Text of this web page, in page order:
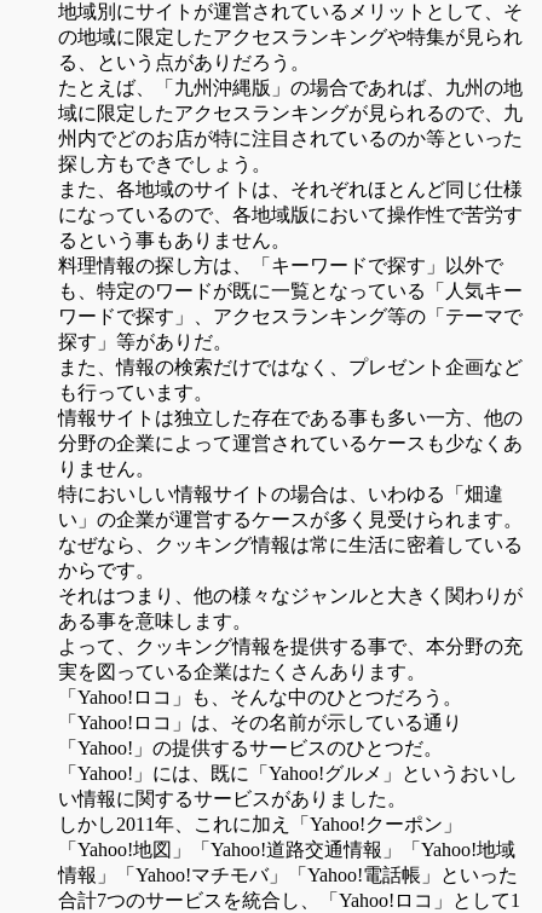
地域別にサイトが運営されているメリットとして、そ
の地域に限定したアクセスランキングや特集が見られ
る、という点がありだろう。
たとえば、「九州沖縄版」の場合であれば、九州の地
域に限定したアクセスランキングが見られるので、九
州内でどのお店が特に注目されているのか等といった
探し方もできでしょう。
また、各地域のサイトは、それぞれほとんど同じ仕様
になっているので、各地域版において操作性で苦労す
るという事もありません。
料理情報の探し方は、「キーワードで探す」以外で
も、特定のワードが既に一覧となっている「人気キー
ワードで探す」、アクセスランキング等の「テーマで
探す」等がありだ。
また、情報の検索だけではなく、プレゼント企画など
も行っています。
情報サイトは独立した存在である事も多い一方、他の
分野の企業によって運営されているケースも少なくあ
りません。
特においしい情報サイトの場合は、いわゆる「畑違
い」の企業が運営するケースが多く見受けられます。
なぜなら、クッキング情報は常に生活に密着している
からです。
それはつまり、他の様々なジャンルと大きく関わりが
ある事を意味します。
よって、クッキング情報を提供する事で、本分野の充
実を図っている企業はたくさんあります。
「Yahoo!ロコ」も、そんな中のひとつだろう。
「Yahoo!ロコ」は、その名前が示している通り
「Yahoo!」の提供するサービスのひとつだ。
「Yahoo!」には、既に「Yahoo!グルメ」というおいし
い情報に関するサービスがありました。
しかし2011年、これに加え「Yahoo!クーポン」
「Yahoo!地図」「Yahoo!道路交通情報」「Yahoo!地域
情報」「Yahoo!マチモバ」「Yahoo!電話帳」といった
合計7つのサービスを統合し、「Yahoo!ロコ」として1